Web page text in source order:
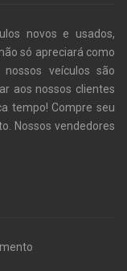
novos e usados,
só apreciará como
veículos são
aos nossos clientes
tempo! Compre seu
Nossos vendedores